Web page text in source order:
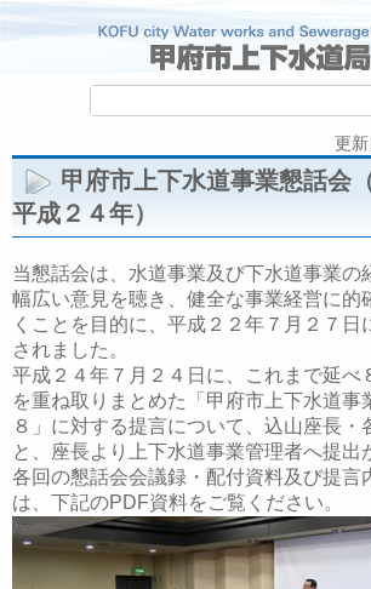
更
甲府市上下水道事業懇話会
平成２４年）
当懇話会は、水道事業及び下水道事業の
幅広い意見を聴き、健全な事業経営に的
くことを目的に、平成２２年７月２７日
されました。
平成２４年７月２４日に、これまで延べ
を重ね取りまとめた「甲府市上下水道事
８」に対する提言について、込山座長・
と、座長より上下水道事業管理者へ提出
各回の懇話会会議録・配付資料及び提言
は、下記のPDF資料をご覧ください。